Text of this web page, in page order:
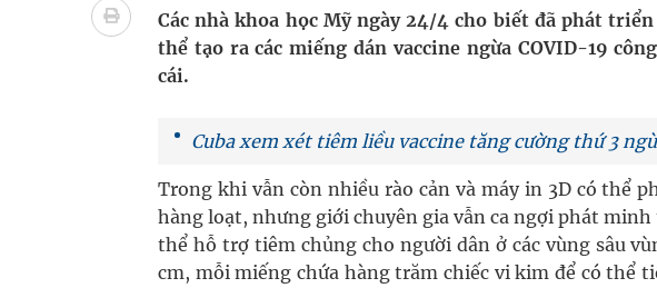
bảo vệ sức khỏe Nhân dân
Không chỉ cắt tóc, Đông Tây Barbershop dành nguồn lực cho môi
Bệnh viện không được thu thêm tiền của người bệnh bảo hiểm y tế
Ung thư thận: Nguy hiểm vì tiến triển quá âm thầm
Vương Thành Công: Khi việc học bắt đầu từ trải nghiệm thực tế
Các nhà khoa học Mỹ ngày 24/4 cho biết đã phát
thể tạo ra các miếng dán vaccine ngừa COVID-19
cái.
Cuba xem xét tiêm liều vaccine tăng cường thứ 3
Trong khi vẫn còn nhiều rào cản và máy in 3D có thể
hàng loạt, nhưng giới chuyên gia vẫn ca ngợi phát
thể hỗ trợ tiêm chủng cho người dân ở các vùng sâu
cm, mỗi miếng chứa hàng trăm chiếc vi kim để có thể